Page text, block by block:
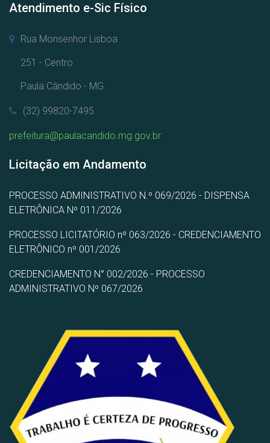
Atendimento e-Sic Físico
Rua Monsenhor Lisboa
251 - Centro
Paula Cândido - MG
(32) 99820-7495
prefeitura@paulacandido.mg.gov.br
Licitação em Andamento
PROCESSO ADMINISTRATIVO N.º 069/2026 - DISPENSA
ELETRÔNICA Nº 011/2026
PROCESSO LICITATÓRIO nº 063/2026 - CREDENCIAMENTO
ELETRÔNICO nº 001/2026
CREDENCIAMENTO N° 002/2026 - PROCESSO
ADMINISTRATIVO Nº 067/2026